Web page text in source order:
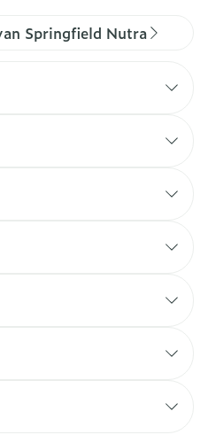
Springfield Nutra